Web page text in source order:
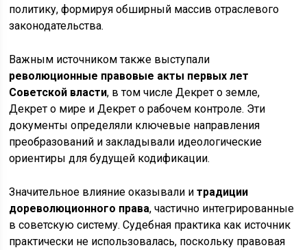
политику, формируя обширный массив отраслевого
законодательства.
Важным источником также выступали
революционные правовые акты первых лет
Советской власти, в том числе Декрет о земле,
Декрет о мире и Декрет о рабочем контроле. Эти
документы определяли ключевые направления
преобразований и закладывали идеологические
ориентиры для будущей кодификации.
Значительное влияние оказывали итрадиции
дореволюционного права, частично интегрированные
в советскую систему. Судебная практика как источник
практически не использовалась, поскольку правовая